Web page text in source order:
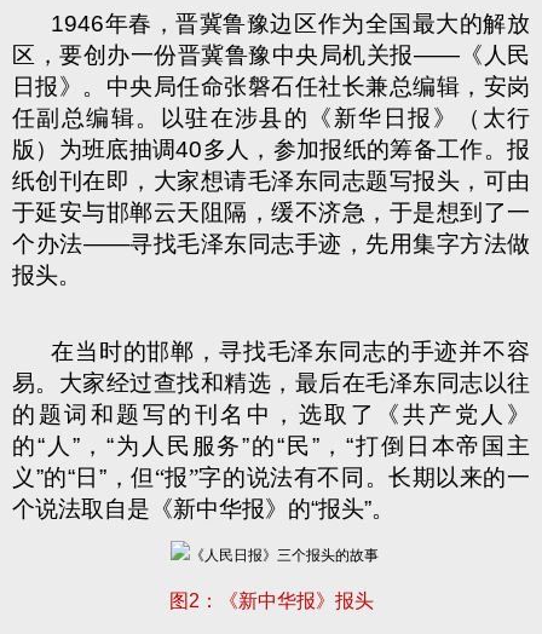
1946年春，晋冀鲁豫边区作为全国最大的解放
区，要创办一份晋冀鲁豫中央局机关报——《人民
日报》。中央局任命张磐石任社长兼总编辑，安岗
任副总编辑。以驻在涉县的《新华日报》（太行
版）为班底抽调40多人，参加报纸的筹备工作。报
纸创刊在即，大家想请毛泽东同志题写报头，可由
于延安与邯郸云天阻隔，缓不济急，于是想到了一
个办法——寻找毛泽东同志手迹，先用集字方法做
报头。
在当时的邯郸，寻找毛泽东同志的手迹并不容
易。大家经过查找和精选，最后在毛泽东同志以往
的题词和题写的刊名中，选取了《共产党人》
的“人 ”，“为人民服务”的“民”，“打倒日本帝国主
义”的“日”，但“报”字的说法有不同。长期以来的一
个说法取自是《新中华报》的“报头”。
图 2 ：《新中华报》报头